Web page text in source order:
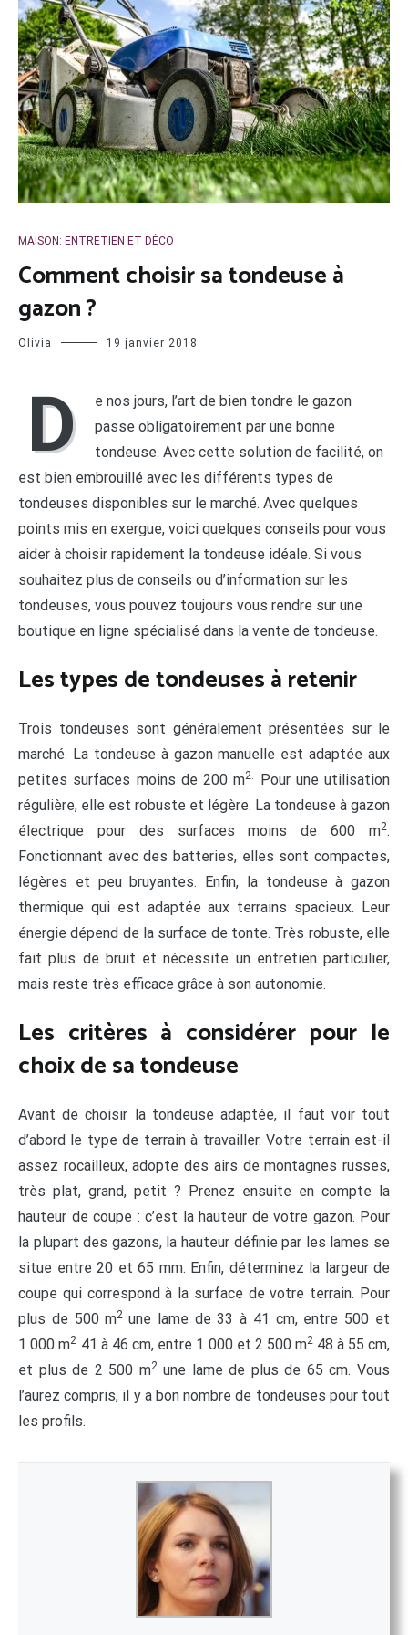
MAISON: ENTRETIEN ET DÉCO
Comment choisir sa tondeuse à
gazon ?
Olivia 19 janvier 2018
D
e nos jours, l’art de bien tondre le gazon
passe obligatoirement par une bonne
tondeuse. Avec cette solution de facilité, on
est bien embrouillé avec les différents types de
tondeuses disponibles sur le marché. Avec quelques
points mis en exergue, voici quelques conseils pour vous
aider à choisir rapidement la tondeuse idéale. Si vous
souhaitez plus de conseils ou d’information sur les
tondeuses, vous pouvez toujours vous rendre sur une
boutique en ligne spécialisé dans la vente de tondeuse.
Les types de tondeuses à retenir
Trois tondeuses sont généralement présentées sur le
marché. La tondeuse à gazon manuelle est adaptée aux
petites surfaces moins de 200 m2.
Pour une utilisation
régulière, elle est robuste et légère. La tondeuse à gazon
électrique pour des surfaces moins de 600 m2.
Fonctionnant avec des batteries, elles sont compactes,
légères et peu bruyantes. Enfin, la tondeuse à gazon
thermique qui est adaptée aux terrains spacieux. Leur
énergie dépend de la surface de tonte. Très robuste, elle
fait plus de bruit et nécessite un entretien particulier,
mais reste très efficace grâce à son autonomie.
Les critères à considérer pour le
choix de sa tondeuse
Avant de choisir la tondeuse adaptée, il faut voir tout
d’abord le type de terrain à travailler. Votre terrain est-il
assez rocailleux, adopte des airs de montagnes russes,
très plat, grand, petit ? Prenez ensuite en compte la
hauteur de coupe : c’est la hauteur de votre gazon. Pour
la plupart des gazons, la hauteur définie par les lames se
situe entre 20 et 65 mm. Enfin, déterminez la largeur de
coupe qui correspond à la surface de votre terrain. Pour
plus de 500 m2une lame de 33 à 41 cm, entre 500 et
1 000 m2 41 à 46 cm, entre 1 000 et 2 500 m2 48 à 55 cm,
et plus de 2 500 m2une lame de plus de 65 cm. Vous
l’aurez compris, il y a bon nombre de tondeuses pour tout
les profils.